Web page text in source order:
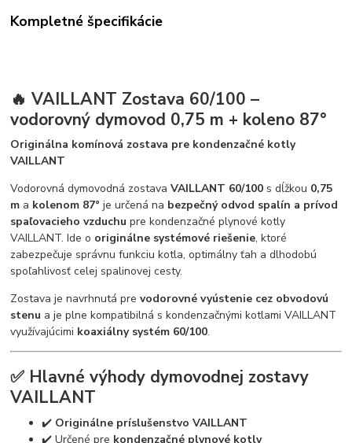
Kompletné špecifikácie
🔥 VAILLANT Zostava 60/100 –
vodorovný dymovod 0,75 m + koleno 87°
Originálna komínová zostava pre kondenzačné kotly
VAILLANT
Vodorovná dymovodná zostavaVAILLANT 60/100 s dĺžkou 0,75
m a kolenom 87° je určená na bezpečný odvod spalín a prívod
spaľovacieho vzduchu pre kondenzačné plynové kotly
VAILLANT. Ide o originálne systémové riešenie, ktoré
zabezpečuje správnu funkciu kotla, optimálny ťah a dlhodobú
spoľahlivosť celej spalinovej cesty.
Zostava je navrhnutá prevodorovné vyústenie cez obvodovú
stenu a je plne kompatibilná s kondenzačnými kotlami VAILLANT
využívajúcimi koaxiálny systém 60/100.
✅ Hlavné výhody dymovodnej zostavy
VAILLANT
✔️ Originálne príslušenstvo VAILLANT
✔️ Určené pre kondenzačné plynové kotly